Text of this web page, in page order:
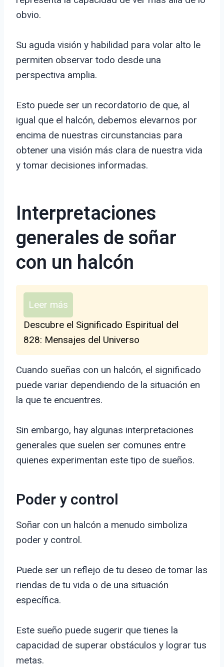
obvio.
Su aguda visión y habilidad para volar alto le
permiten observar todo desde una
perspectiva amplia.
Esto puede ser un recordatorio de que, al
igual que el halcón, debemos elevarnos por
encima de nuestras circunstancias para
obtener una visión más clara de nuestra vida
y tomar decisiones informadas.
Interpretaciones
generales de soñar
con un halcón
Leer más
Descubre el Significado Espiritual del
828: Mensajes del Universo
Cuando sueñas con un halcón, el significado
puede variar dependiendo de la situación en
la que te encuentres.
Sin embargo, hay algunas interpretaciones
generales que suelen ser comunes entre
quienes experimentan este tipo de sueños.
Poder y control
Soñar con un halcón a menudo simboliza
poder y control.
Puede ser un reflejo de tu deseo de tomar las
riendas de tu vida o de una situación
específica.
Este sueño puede sugerir que tienes la
capacidad de superar obstáculos y lograr tus
metas.